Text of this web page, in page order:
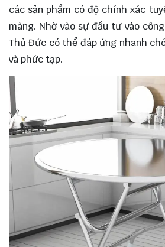
các sản phẩm có độ chính xác
màng. Nhờ vào sự đầu tư vào
Thủ Đức có thể đáp ứng nhanh
và phức tạp.